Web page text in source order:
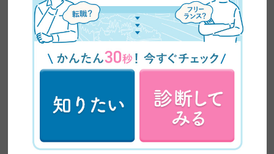
その結果、
いつもと違う刺激が得られて気分転換にな
る
さまざまな人の話を聞ける